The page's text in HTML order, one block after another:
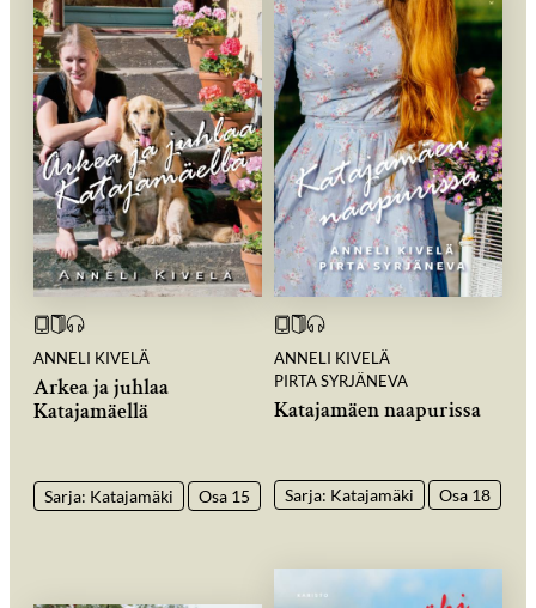
ANNELI KIVELÄ
Arkea ja juhlaa
Katajamäellä
Sarja: Katajamäki Osa 15
ANNELI KIVELÄ
PIRTA SYRJÄNEVA
Katajamäen naapurissa
Sarja: Katajamäki Osa 18